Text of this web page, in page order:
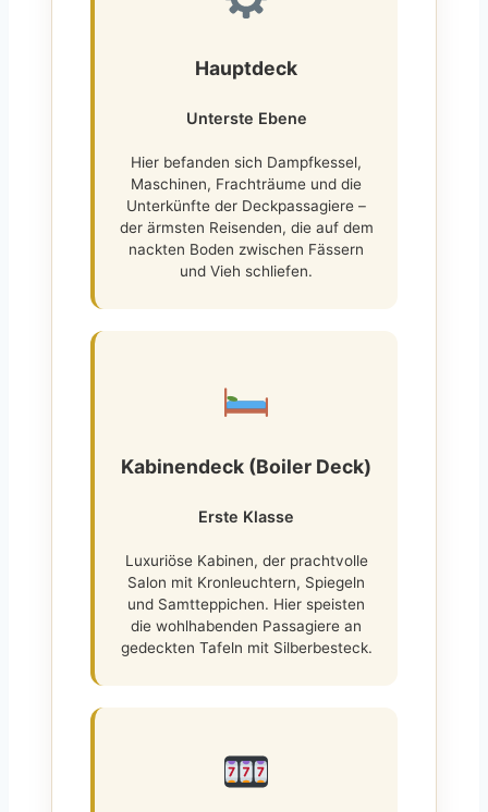
Hauptdeck
Unterste Ebene
Hier befanden sich Dampfkessel,
Maschinen, Frachträume und die
Unterkünfte der Deckpassagiere –
der ärmsten Reisenden, die auf dem
nackten Boden zwischen Fässern
und Vieh schliefen.
Kabinendeck (Boiler Deck)
Erste Klasse
Luxuriöse Kabinen, der prachtvolle
Salon mit Kronleuchtern, Spiegeln
und Samtteppichen. Hier speisten
die wohlhabenden Passagiere an
gedeckten Tafeln mit Silberbesteck.